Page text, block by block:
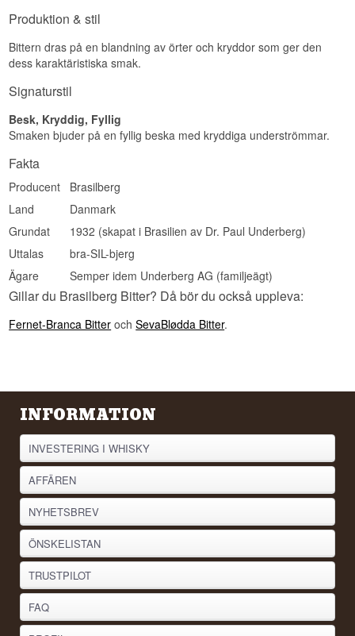
Produktion & stil
Bittern dras på en blandning av örter och kryddor som ger den
dess karaktäristiska smak.
Signaturstil
Besk, Kryddig, Fyllig
Smaken bjuder på en fyllig beska med kryddiga underströmmar.
Fakta
Producent
Brasilberg
Land
Danmark
Grundat
1932 (skapat i Brasilien av Dr. Paul Underberg)
Uttalas
bra-SIL-bjerg
Ägare
Semper idem Underberg AG (familjeägt)
Gillar du Brasilberg Bitter? Då bör du också uppleva:
Fernet-Branca Bitter ochSevaBlødda Bitter.
INFORMATION
INVESTERING I WHISKY
AFFÄREN
NYHETSBREV
ÖNSKELISTAN
TRUSTPILOT
FAQ